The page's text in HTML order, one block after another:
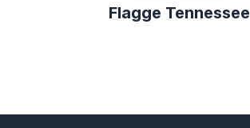
Flagge Tennessee